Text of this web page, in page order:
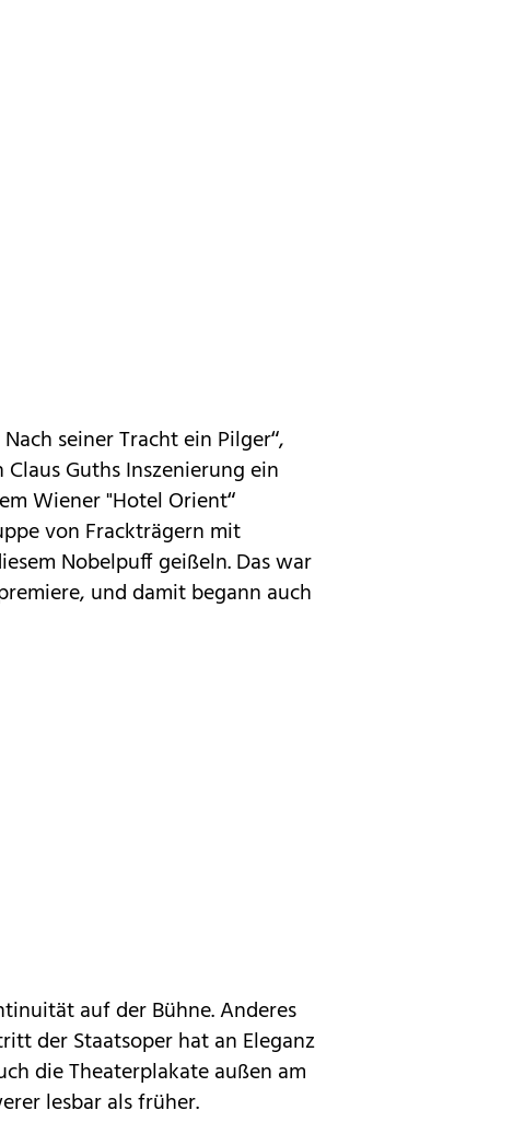
seiner Tracht ein Pilger“,
Claus Guths Inszenierung ein
Wiener "Hotel Orient“
von Frackträgern mit
Nobelpuff geißeln. Das war
und damit begann auch
auf der Bühne. Anderes
derStaatsoperhat an Eleganz
die Theaterplakate außen am
lesbar als früher.